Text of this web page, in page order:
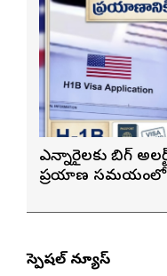
ఎన్నారైలకు బిగ్
ప్రయాణ సమయంలో
స్పెషల్ న్యూస్